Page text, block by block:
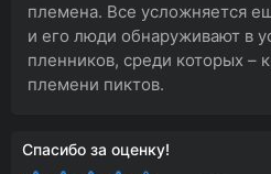
племена. Все усложняется
и его люди обнаруживают в
пленников, среди которых –
племени пиктов.
Спасибо за оценку!